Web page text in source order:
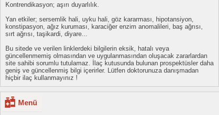
Kontrendikasyon; aşırı duyarlılık.
Yan etkiler; sersemlik hali, uyku hali, göz kararması, hipotansiyon,
konstipasyon, ağız kuruması, karaciğer enzim anomalileri, baş ağrısı,
sırt ağrısı, taşikardi, diyare...
Bu sitede ve verilen linklerdeki bilgilerin eksik, hatalı veya
güncellenmemiş olmasından ve uygulanmasından oluşacak zararlardan
site sahibi sorumlu tutulamaz. İlaç kutusunda bulunan prospektüsler daha
geniş ve güncellenmiş bilgi içerirler. Lütfen doktorunuza danışmadan
hiçbir ilaç kullanmayınız !
Menü